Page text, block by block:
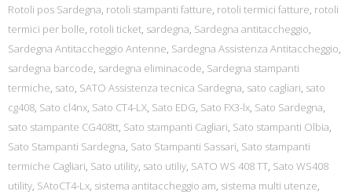
Rotoli pos Sardegna, rotoli stampanti fatture, rotoli termici fatture, rotoli
termici per bolle, rotoli ticket, sardegna, Sardegna antitaccheggio,
Sardegna Antitaccheggio Antenne, Sardegna Assistenza Antitaccheggio,
sardegna barcode, sardegna eliminacode, Sardegna stampanti
termiche, sato, SATO Assistenza tecnica Sardegna, sato cagliari, sato
cg408, Sato cl4nx, Sato CT4-LX, Sato EDG, Sato FX3-lx, Sato Sardegna,
sato stampante CG408tt, Sato stampanti Cagliari, Sato stampanti Olbia,
Sato Stampanti Sardegna, Sato Stampanti Sassari, Sato stampanti
termiche Cagliari, Sato utility, sato utiliy, SATO WS 408 TT, Sato WS408
utility, SAtoCT4-Lx, sistema antitaccheggio am, sistema multi utenze,